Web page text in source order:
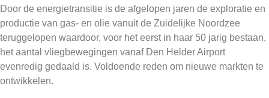
Door de energietransitie is de afgelopen jaren de exploratie en
productie van gas- en olie vanuit de Zuidelijke Noordzee
teruggelopen waardoor, voor het eerst in haar 50 jarig bestaan,
het aantal vliegbewegingen vanaf Den Helder Airport
evenredig gedaald is. Voldoende reden om nieuwe markten te
ontwikkelen.